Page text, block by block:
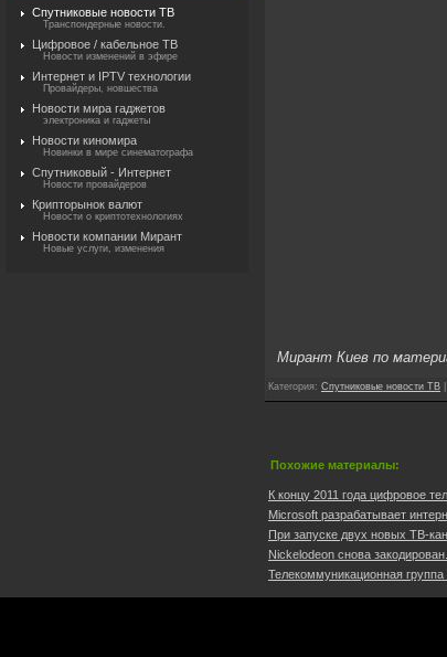
Спутниковые новости ТВ
Транспондерные новости.
Цифровое / кабельное ТВ
Новости изменений в эфире
Интернет и IPTV технологии
Провайдеры, новшества
Новости мира гаджетов
электроника и гаджеты
Новости киномира
Новинки в мире синематографа
Спутниковый - Интернет
Новости провайдеров
Крипторынок валют
Новости о криптотехнологиях
Новости компании Мирант
Новые услуги, изменения
Мирант Киев по
Категория: Спутниковые новости ТВ
Похожие материалы:
К концу 2011 года цифровое
Microsoft разрабатывает
При запуске двух новых ТВ-
Nickelodeon снова закодирован...
Телекоммуникационная группа